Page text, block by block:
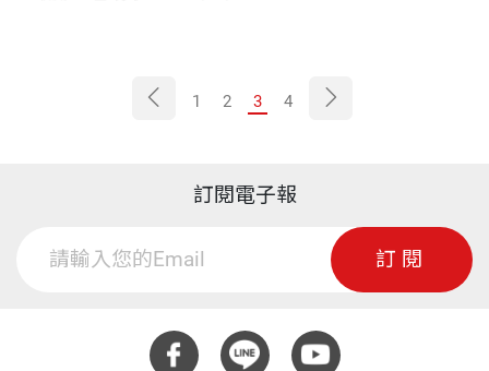
1 2 3 4
訂閱電子報
訂閱